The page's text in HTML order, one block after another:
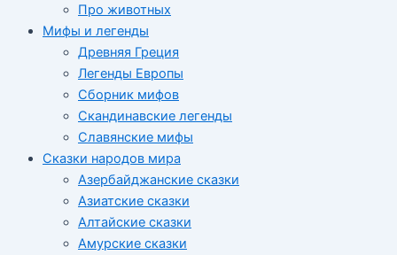
Про животных
Мифы и легенды
Древняя Греция
Легенды Европы
Сборник мифов
Скандинавские легенды
Славянские мифы
Сказки народов мира
Азербайджанские сказки
Азиатские сказки
Алтайские сказки
Амурские сказки